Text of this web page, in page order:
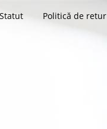
Statut Politică de retur